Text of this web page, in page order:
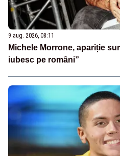
9 aug. 2026, 08:11
Michele Morrone, apariție
iubesc pe români”